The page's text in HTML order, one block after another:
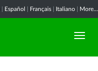
Español Français Italiano More...